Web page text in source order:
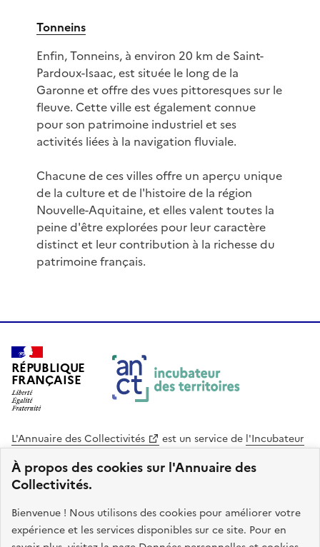
À propos des cookies sur l'Annuaire des
Collectivités.
Bienvenue ! Nous utilisons des cookies pour améliorer votre
expérience et les services disponibles sur ce site. Pour en
Tonneins
Enfin, Tonneins, à environ 20 km de Saint-
Pardoux-Isaac, est située le long de la
Garonne et offre des vues pittoresques sur le
fleuve. Cette ville est également connue
pour son patrimoine industriel et ses
activités liées à la navigation fluviale.
Chacune de ces villes offre un aperçu unique
de la culture et de l'histoire de la région
Nouvelle-Aquitaine, et elles valent toutes la
peine d'être explorées pour leur caractère
distinct et leur contribution à la richesse du
patrimoine français.
RÉPUBLIQUE
FRANÇAISE
L'Annuaire des Collectivités est un service de l'Incubateur
des Territoires
Cohésion des Territoires
. Le code source de ce site web
est disponible en licence libre. Le design de ce site est conçu
avec le système de design de l’État.
legifrance.gouv.fr info.gouv.fr